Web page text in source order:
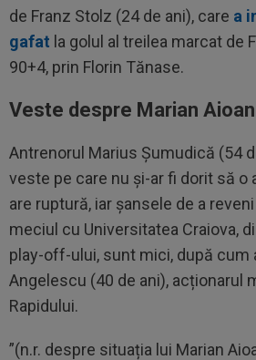
de Franz Stolz (24 de ani), care a
gafat la golul al treilea marcat de
90+4, prin Florin Tănase.
Veste despre Marian
Antrenorul Marius Șumudică (54
veste pe care nu și-ar fi dorit să o
are ruptură, iar șansele de a
meciul cu Universitatea Craiova,
play-off-ului, sunt mici, după cum
Angelescu (40 de ani), acționarul
Rapidului.
”(n.r. despre situația lui Marian